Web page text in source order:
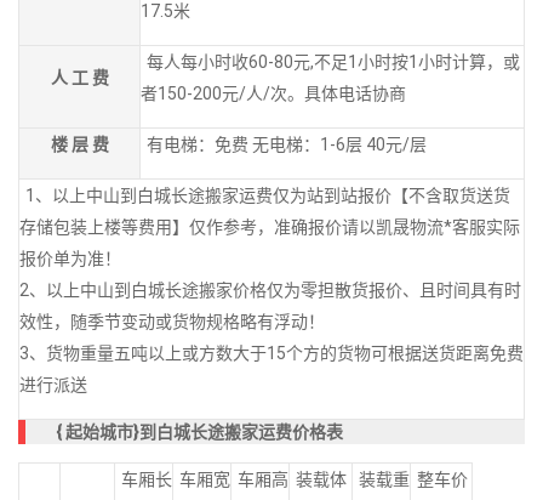
17.5米
人 工 费
每人每小时收60-80元,不足1小时按1小时计算，或
者150-200元/人/次。具体电话协商
楼 层 费 有电梯：免费 无电梯：1-6层 40元/层
1、以上中山到白城长途搬家运费仅为站到站报价【不含取货送货
存储包装上楼等费用】仅作参考，准确报价请以凯晟物流*客服实际
报价单为准！
2、以上中山到白城长途搬家价格仅为零担散货报价、且时间具有时
效性，随季节变动或货物规格略有浮动！
3、货物重量五吨以上或方数大于15个方的货物可根据送货距离免费
进行派送
{ 起始城市}到白城长途搬家运费价格表
车厢长 车厢宽 车厢高 装载体
装载重 整车价